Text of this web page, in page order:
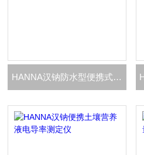
HANNA汉钠防水型便携式多参数酸度pH计